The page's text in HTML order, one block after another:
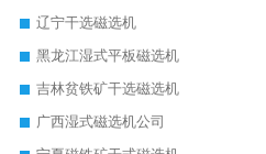
辽宁干选磁选机
黑龙江湿式平板磁选机
吉林贫铁矿干选磁选机
广西湿式磁选机公司